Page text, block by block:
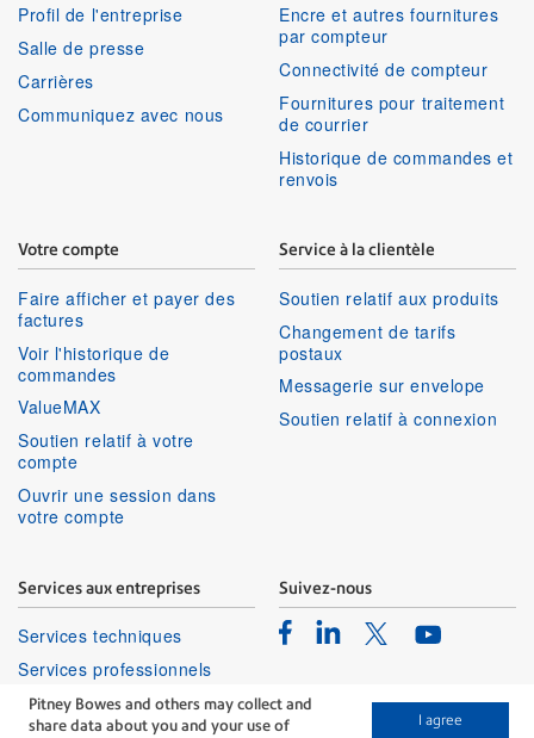
Pitney Bowes and others may collect and
share data about you and your use of
I agree
Profil de l'entreprise
Salle de presse
Carrières
Communiquez avec nous
Encre et autres fournitures
par compteur
Connectivité de compteur
Fournitures pour traitement
de courrier
Historique de commandes et
renvois
Votre compte
Faire afficher et payer des
factures
Voir l'historique de
commandes
ValueMAX
Soutien relatif à votre
compte
Ouvrir une session dans
votre compte
Service à la clientèle
Soutien relatif aux produits
Changement de tarifs
postaux
Messagerie sur envelope
Soutien relatif à connexion
Services aux entreprises
Services techniques
Services professionnels
Suivez-nous
FacebookLinkedinTwitterYoutube